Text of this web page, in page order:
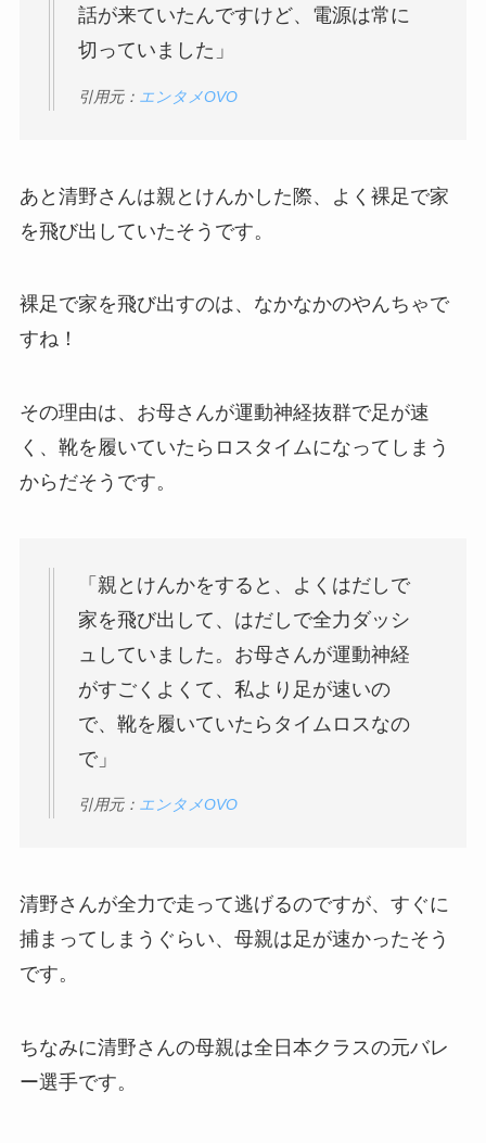
話が来ていたんですけど、電源は常に
切っていました」
引用元： エンタメOVO
あと清野さんは親とけんかした際、よく裸足で家
を飛び出していたそうです。
裸足で家を飛び出すのは、なかなかのやんちゃで
すね！
その理由は、お母さんが運動神経抜群で足が速
く、靴を履いていたらロスタイムになってしまう
からだそうです。
「親とけんかをすると、よくはだしで
家を飛び出して、はだしで全力ダッシ
ュしていました。お母さんが運動神経
がすごくよくて、私より足が速いの
で、靴を履いていたらタイムロスなの
で」
引用元： エンタメOVO
清野さんが全力で走って逃げるのですが、すぐに
捕まってしまうぐらい、母親は足が速かったそう
です。
ちなみに清野さんの母親は全日本クラスの元バレ
ー選手です。